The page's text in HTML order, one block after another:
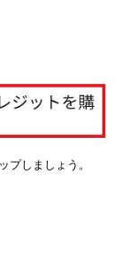
プしましょう。